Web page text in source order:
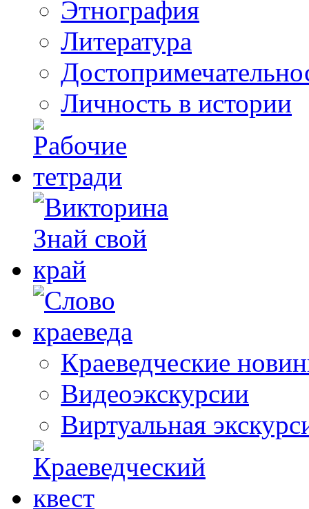
Этнография
Литература
Личность в истории
Краеведческие
Видеоэкскурсии
Виртуальная